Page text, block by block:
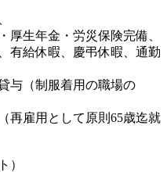
厚生年金・労災保険完備、
有給休暇、慶弔休暇、通勤
与（制服着用の職場の
再雇用として原則65歳迄就
）